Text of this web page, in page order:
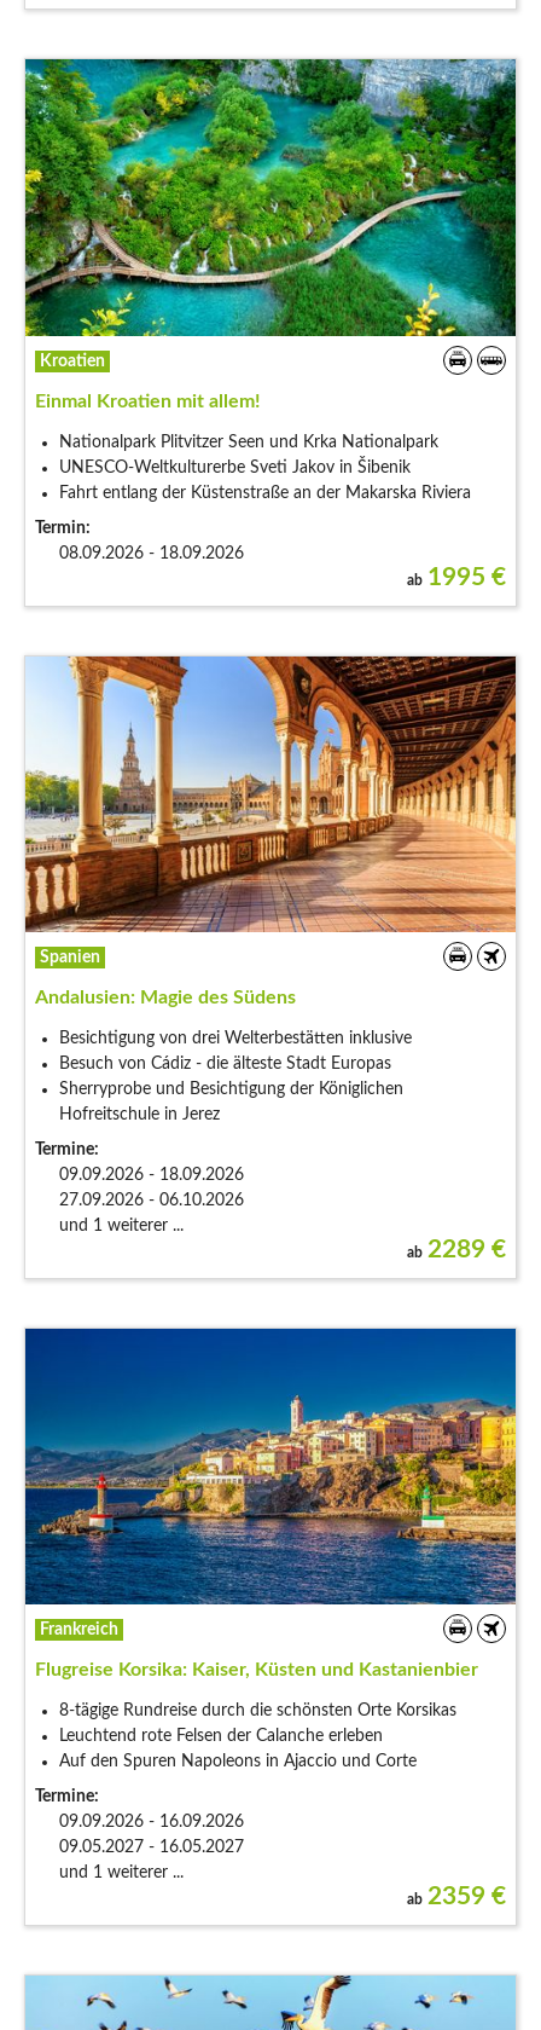
Kroatien
Einmal Kroatien mit allem!
Nationalpark Plitvitzer Seen und Krka Nationalpark
UNESCO-Weltkulturerbe Sveti Jakov in Šibenik
Fahrt entlang der Küstenstraße an der Makarska Riviera
Termin:
08.09.2026 - 18.09.2026
ab 1995 €
Spanien
Andalusien: Magie des Südens
Besichtigung von drei Welterbestätten inklusive
Besuch von Cádiz - die älteste Stadt Europas
Sherryprobe und Besichtigung der Königlichen
Hofreitschule in Jerez
Termine:
09.09.2026 - 18.09.2026
27.09.2026 - 06.10.2026
und 1 weiterer ...
ab 2289 €
Frankreich
Flugreise Korsika: Kaiser, Küsten und Kastanienbier
8-tägige Rundreise durch die schönsten Orte Korsikas
Leuchtend rote Felsen der Calanche erleben
Auf den Spuren Napoleons in Ajaccio und Corte
Termine:
09.09.2026 - 16.09.2026
09.05.2027 - 16.05.2027
und 1 weiterer ...
ab 2359 €